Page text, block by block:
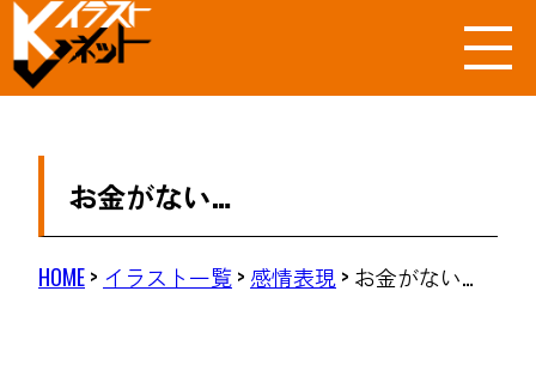
お金がない…
HOME> イラスト一覧> 感情表現> お金がない…